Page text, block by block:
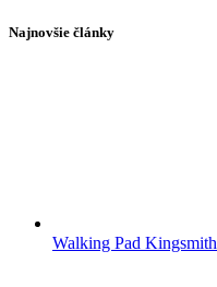
Najnovšie články
Walking Pad